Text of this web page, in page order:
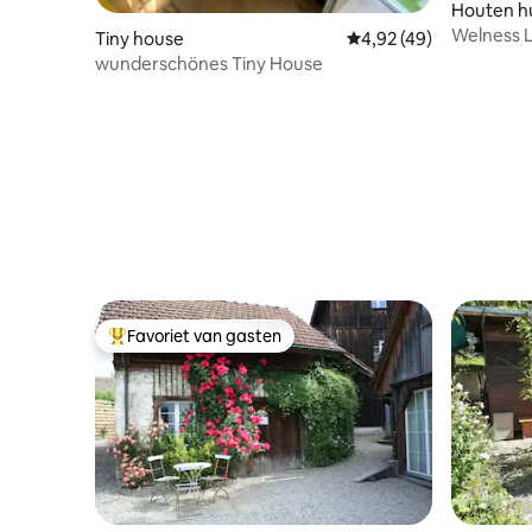
Tiny house Gemiddelde
4,92 (49)
wunderschönes Tiny House
Houten
Welness
Topfavoriet van gasten
Favoriet van gasten